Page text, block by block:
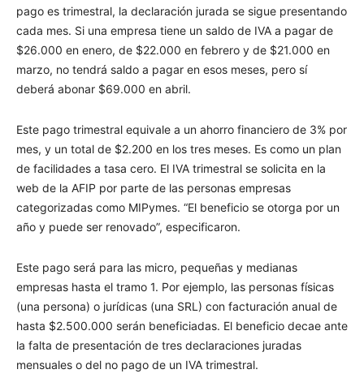
pago es trimestral, la declaración jurada se sigue presentando
cada mes. Si una empresa tiene un saldo de IVA a pagar de
$26.000 en enero, de $22.000 en febrero y de $21.000 en
marzo, no tendrá saldo a pagar en esos meses, pero sí
deberá abonar $69.000 en abril.
Este pago trimestral equivale a un ahorro financiero de 3% por
mes, y un total de $2.200 en los tres meses. Es como un plan
de facilidades a tasa cero. El IVA trimestral se solicita en la
web de la AFIP por parte de las personas empresas
categorizadas como MIPymes. “El beneficio se otorga por un
año y puede ser renovado”, especificaron.
Este pago será para las micro, pequeñas y medianas
empresas hasta el tramo 1. Por ejemplo, las personas físicas
(una persona) o jurídicas (una SRL) con facturación anual de
hasta $2.500.000 serán beneficiadas. El beneficio decae ante
la falta de presentación de tres declaraciones juradas
mensuales o del no pago de un IVA trimestral.